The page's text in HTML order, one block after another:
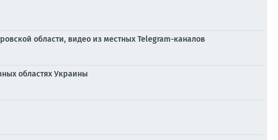
области, видео из местных Telegram-каналов
областях Украины